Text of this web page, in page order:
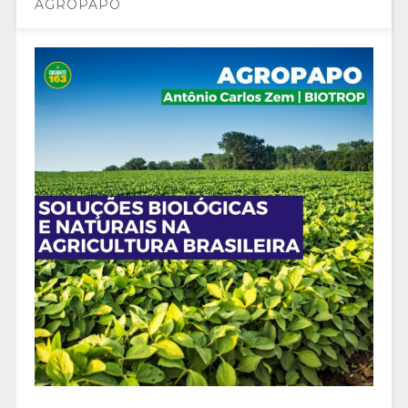
AGROPAPO